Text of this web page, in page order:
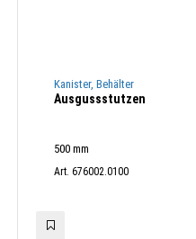
Kanister, Behälter
Ausgussstutzen
500 mm
Art. 676002.0100